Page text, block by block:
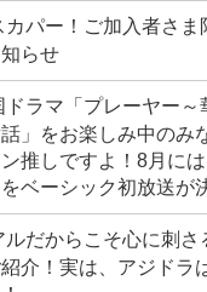
カパー！ご加入者さま
らせ
ドラマ「プレーヤー～
」をお楽しみ中のみ
推しですよ！8月に
ベーシック初放送が
ルだからこそ心に刺さ
介！実は、アジドラ